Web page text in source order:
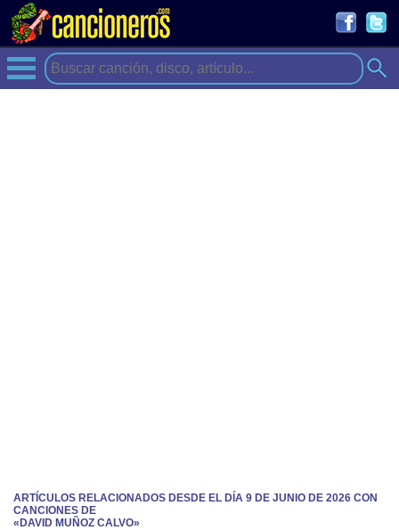
ARTÍCULOS RELACIONADOS DESDE EL DÍA 9 DE JUNIO DE 2026 CON
CANCIONES DE
«DAVID MUÑOZ CALVO»